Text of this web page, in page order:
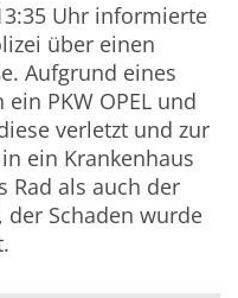
Uhr informierte
über einen
Aufgrund eines
PKW OPEL und
verletzt und zur
ein Krankenhaus
Rad als auch der
der Schaden wurde